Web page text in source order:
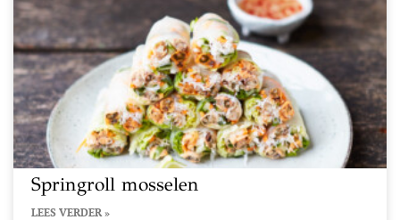
Springroll mosselen
LEES VERDER »